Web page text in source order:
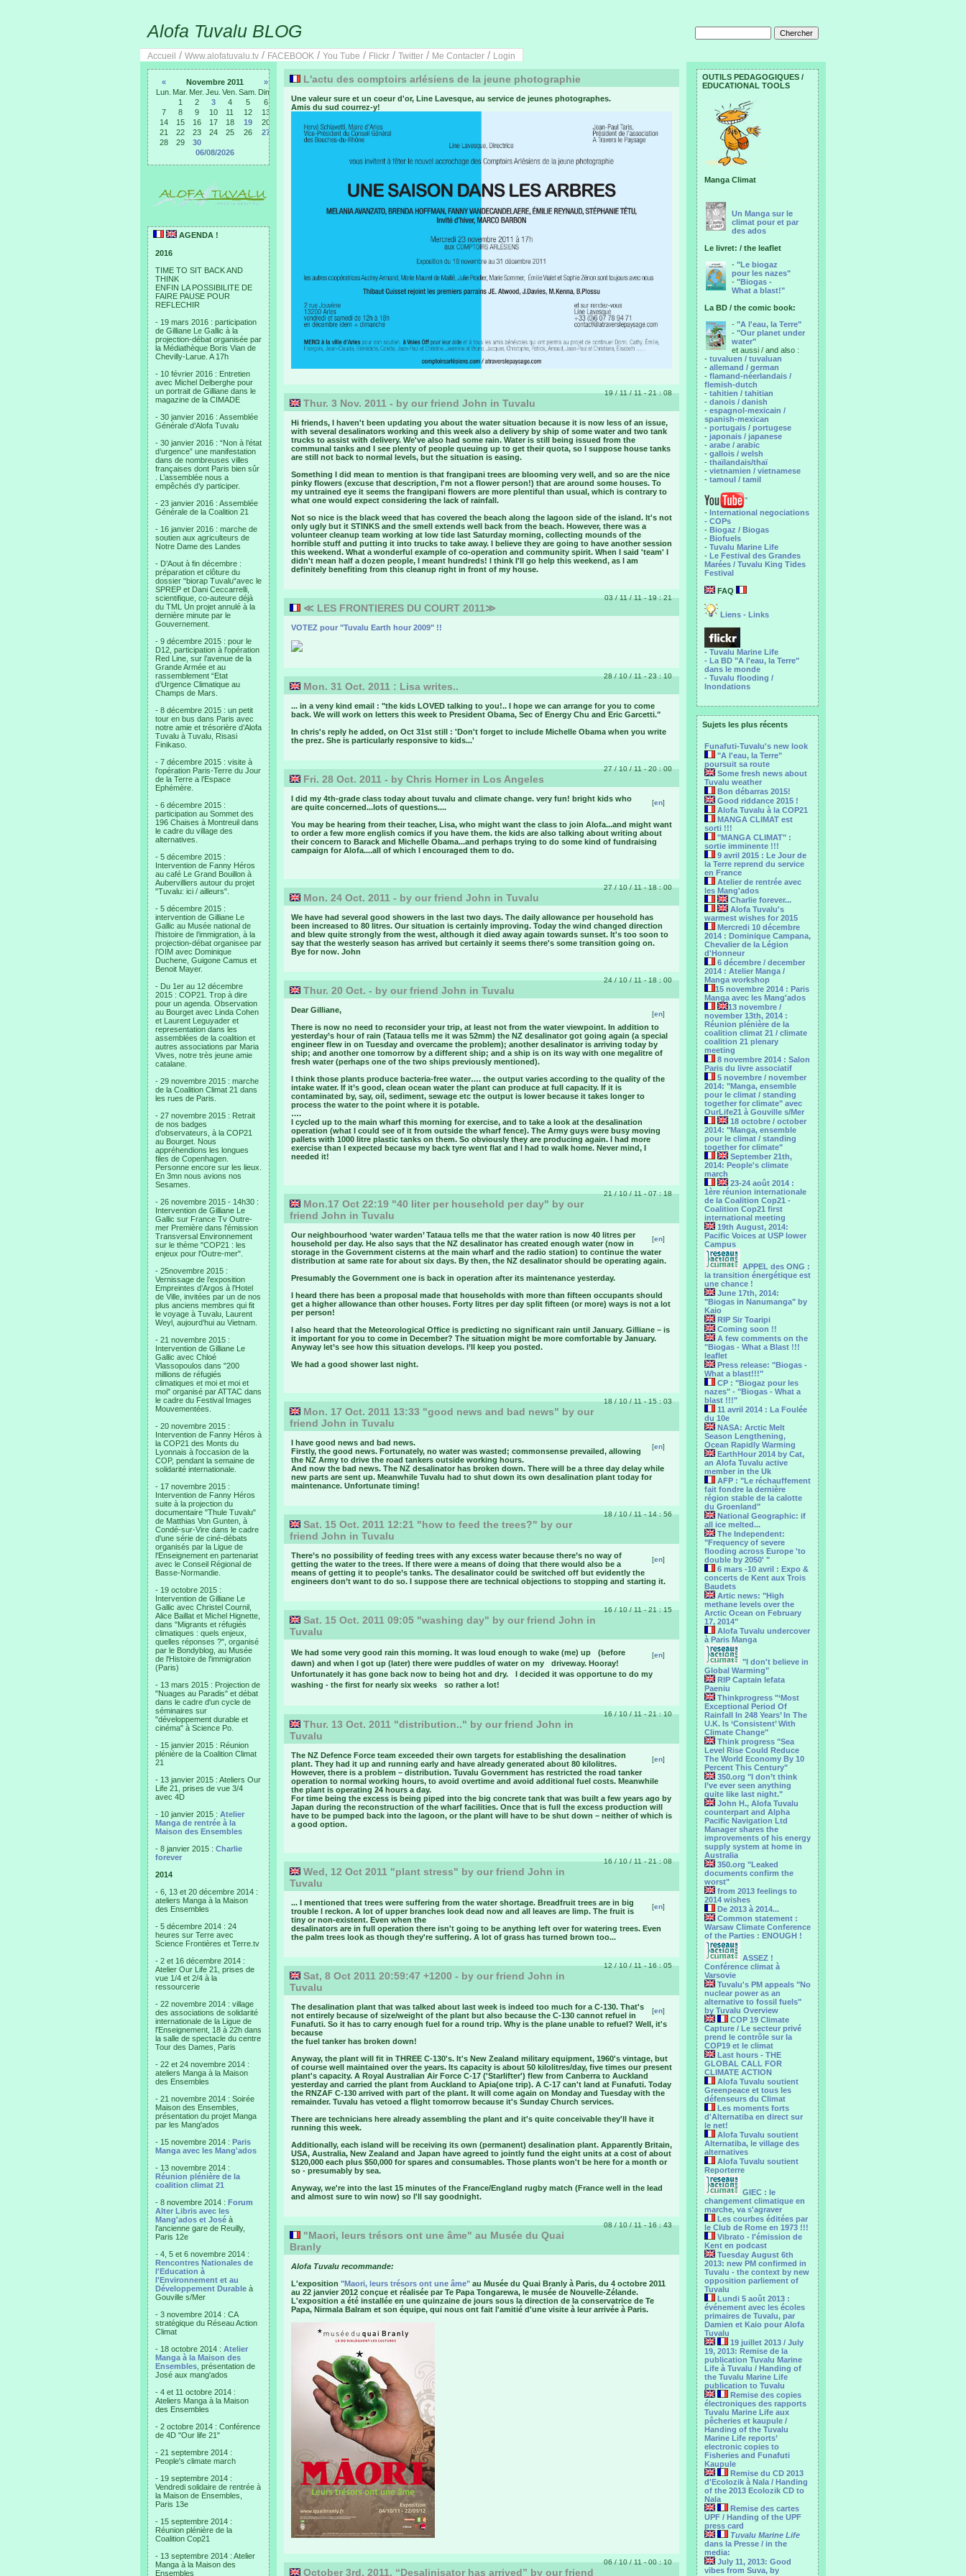
Alofa Tuvalu BLOG
Accueil / Www.alofatuvalu.tv / FACEBOOK / You Tube / Flickr / Twitter / Me Contacter / Login
« Novembre 2011
»
Lun. Mar. Mer. Jeu. Ven. Sam. Dim.
1
2 3 4 5
6
7
8 9 10 11 12
13
14
15 16 17 18 19
20
21
22 23 24 25 26
27
28
29
30
06/08/2026
AGENDA !
2016
TIME TO SIT BACK AND
THINK
ENFIN LA POSSIBILITE DE
FAIRE PAUSE POUR
REFLECHIR
- 19 mars 2016 : participation
de Gilliane Le Gallic à la
projection-débat organisée par
la Médiathèque Boris Vian de
Chevilly-Larue. A 17h
- 10 février 2016 : Entretien
avec Michel Delberghe pour
un portrait de Gilliane dans le
magazine de la CIMADE
- 30 janvier 2016 : Assemblée
Générale d’Alofa Tuvalu
- 30 janvier 2016 : “Non à l’état
d’urgence” une manifestation
dans de nombreuses villes
françaises dont Paris bien sûr
. L’assemblée nous a
empêchés d’y participer.
- 23 janvier 2016 : Assemblée
Générale de la Coalition 21
- 16 janvier 2016 : marche de
soutien aux agriculteurs de
Notre Dame des Landes
- D’Aout à fin décembre :
préparation et clôture du
dossier “biorap Tuvalu“avec le
SPREP et Dani Ceccarrelli,
scientifique, co-auteure déjà
du TML Un projet annulé à la
dernière minute par le
Gouvernement.
- 9 décembre 2015 : pour le
D12, participation à l’opération
Red Line, sur l’avenue de la
Grande Armée et au
rassemblement “Etat
d’Urgence Climatique au
Champs de Mars.
- 8 décembre 2015 : un petit
tour en bus dans Paris avec
notre amie et trésorière d’Alofa
Tuvalu à Tuvalu, Risasi
Finikaso.
- 7 décembre 2015 : visite à
l’opération Paris-Terre du Jour
de la Terre a l’Espace
Ephémère.
- 6 décembre 2015 :
participation au Sommet des
196 Chaises à Montreuil dans
le cadre du village des
alternatives.
- 5 décembre 2015 :
Intervention de Fanny Héros
au café Le Grand Bouillon à
Aubervilliers autour du projet
"Tuvalu: ici / ailleurs".
- 5 décembre 2015 :
intervention de Gilliane Le
Gallic au Musée national de
l’histoire de l’immigration, à la
projection-débat organisee par
l’OIM avec Dominique
Duchene, Guigone Camus et
Benoit Mayer.
- Du 1er au 12 décembre
2015 : COP21. Trop à dire
pour un agenda. Observation
au Bourget avec Linda Cohen
et Laurent Leguyader et
representation dans les
assemblées de la coalition et
autres associations par Maria
Vives, notre très jeune amie
catalane.
- 29 novembre 2015 : marche
de la Coalition Climat 21 dans
les rues de Paris.
- 27 novembre 2015 : Retrait
de nos badges
d’observateurs, à la COP21
au Bourget. Nous
appréhendions les longues
files de Copenhagen.
Personne encore sur les lieux.
En 3mn nous avions nos
Sesames.
- 26 novembre 2015 - 14h30 :
Intervention de Gilliane Le
Gallic sur France Tv Outre-
mer Première dans l'émission
Transversal Environnement
sur le thème "COP21 : les
enjeux pour l'Outre-mer".
- 25novembre 2015 :
Vernissage de l’exposition
Empreintes d’Argos à l’Hotel
de Ville, invitées par un de nos
plus anciens membres qui fit
le voyage à Tuvalu, Laurent
Weyl, aujourd’hui au Vietnam.
- 21 novembre 2015 :
Intervention de Gilliane Le
Gallic avec Chloé
Vlassopoulos dans "200
millions de réfugiés
climatiques et moi et moi et
moi" organisé par ATTAC dans
le cadre du Festival Images
Mouvementées.
- 20 novembre 2015 :
Intervention de Fanny Héros à
la COP21 des Monts du
Lyonnais à l'occasion de la
COP, pendant la semaine de
solidarité internationale.
- 17 novembre 2015 :
Intervention de Fanny Héros
suite à la projection du
documentaire "Thule Tuvalu"
de Matthias Von Gunten, à
Condé-sur-Vire dans le cadre
d'une série de ciné-débats
organisés par la Ligue de
l'Enseignement en partenariat
avec le Conseil Régional de
Basse-Normandie.
- 19 octobre 2015 :
Intervention de Gilliane Le
Gallic avec Christel Cournil,
Alice Baillat et Michel Hignette,
dans "Migrants et réfugiés
climatiques : quels enjeux,
quelles réponses ?", organisé
par le Bondyblog, au Musée
de l'Histoire de l'immigration
(Paris)
- 13 mars 2015 : Projection de
"Nuages au Paradis" et débat
dans le cadre d'un cycle de
séminaires sur
"développement durable et
cinéma" à Science Po.
- 15 janvier 2015 : Réunion
plénière de la Coalition Climat
21
- 13 janvier 2015 : Ateliers Our
Life 21, prises de vue 3/4
avec 4D
- 10 janvier 2015 : Atelier
Manga de rentrée à la
Maison des Ensembles
- 8 janvier 2015 : Charlie
forever
2014
- 6, 13 et 20 décembre 2014 :
ateliers Manga à la Maison
des Ensembles
- 5 décembre 2014 : 24
heures sur Terre avec
Science Frontières et Terre.tv
- 2 et 16 décembre 2014 :
Atelier Our Life 21, prises de
vue 1/4 et 2/4 à la
ressourcerie
- 22 novembre 2014 : village
des associations de solidarité
internationale de la Ligue de
l'Enseignement, 18 à 22h dans
la salle de spectacle du centre
Tour des Dames, Paris
- 22 et 24 novembre 2014 :
ateliers Manga à la Maison
des Ensembles
- 21 novembre 2014 : Soirée
Maison des Ensembles,
présentation du projet Manga
par les Mang'ados
- 15 novembre 2014 : Paris
Manga avec les Mang'ados
- 13 novembre 2014 :
Réunion plénière de la
coalition climat 21
- 8 novembre 2014 : Forum
Alter Libris avec les
Mang'ados et José à
l'ancienne gare de Reuilly,
Paris 12e
- 4, 5 et 6 novembre 2014 :
Rencontres Nationales de
l'Education à
l'Environnement et au
Développement Durable à
Gouville s/Mer
- 3 novembre 2014 : CA
stratégique du Réseau Action
Climat
- 18 octobre 2014 : Atelier
Manga à la Maison des
Ensembles , présentation de
José aux mang'ados
- 4 et 11 octobre 2014 :
Ateliers Manga à la Maison
des Ensembles
- 2 octobre 2014 : Conférence
de 4D "Our life 21"
- 21 septembre 2014 :
People's climate march
- 19 septembre 2014 :
Vendredi solidaire de rentrée à
la Maison de Ensembles,
Paris 13e
- 15 septembre 2014 :
Réunion plénière de la
Coalition Cop21
- 13 septembre 2014 : Atelier
Manga à la Maison des
Ensembles
OUTILS PEDAGOGIQUES /
EDUCATIONAL TOOLS
Manga Climat
Un Manga sur le
climat pour et par
des ados
Le livret: / the leaflet
- "Le biogaz
pour les nazes"
- "Biogas -
What a blast!"
La BD / the comic book:
- "A l'eau, la Terre"
- "Our planet under
water"
et aussi / and also :
- tuvaluen / tuvaluan
- allemand / german
- flamand-néerlandais /
flemish-dutch
- tahitien / tahitian
- danois / danish
- espagnol-mexicain /
spanish-mexican
- portugais / portugese
- japonais / japanese
- arabe / arabic
- gallois / welsh
- thaïlandais/thaï
- vietnamien / vietnamese
- tamoul / tamil
- International negociations
- COPs
- Biogaz / Biogas
- Biofuels
- Tuvalu Marine Life
- Le Festival des Grandes
Marées / Tuvalu King Tides
Festival
FAQ
Liens - Links
- Tuvalu Marine Life
- La BD "A l'eau, la Terre"
dans le monde
- Tuvalu flooding /
Inondations
Sujets les plus récents
Funafuti-Tuvalu's new look
"A l'eau, la Terre"
poursuit sa route
Some fresh news about
Tuvalu weather
Bon débarras 2015!
Good riddance 2015 !
Alofa Tuvalu à la COP21
MANGA CLIMAT est
sorti !!!
"MANGA CLIMAT" :
sortie imminente !!!
9 avril 2015 : Le Jour de
la Terre reprend du service
en France
Atelier de rentrée avec
les Mang'ados
Charlie forever...
Alofa Tuvalu's
warmest wishes for 2015
Mercredi 10 décembre
2014 : Dominique Campana,
Chevalier de la Légion
d'Honneur
6 décembre / december
2014 : Atelier Manga /
Manga workshop
15 novembre 2014 : Paris
Manga avec les Mang'ados
13 novembre /
november 13th, 2014 :
Réunion plénière de la
coalition climat 21 / climate
coalition 21 plenary
meeting
8 novembre 2014 : Salon
Paris du livre associatif
5 novembre / november
2014: "Manga, ensemble
pour le climat / standing
together for climate" avec
OurLife21 à Gouville s/Mer
18 octobre / october
2014: "Manga, ensemble
pour le ‎climat / standing
together for climate"
September 21th,
2014: People's climate
march
23-24 août 2014 :
1ère réunion internationale
de la Coalition Cop21 -
Coalition Cop21 first
international meeting
19th August, 2014:
Pacific Voices at USP lower
Campus
APPEL des ONG :
la transition énergétique est
une chance !
June 17th, 2014:
"Biogas in Nanumanga" by
Kaio
RIP Sir Toaripi
Coming soon !!
A few comments on the
"Biogas - What a Blast !!!
leaflet
Press release: "Biogas -
What a blast!!!"
CP : "Biogaz pour les
nazes" - "Biogas - What a
blast !!!"
11 avril 2014 : La Foulée
du 10e
NASA: Arctic Melt
Season Lengthening,
Ocean Rapidly Warming
EarthHour 2014 by Cat,
an Alofa Tuvalu active
member in the Uk
AFP : "Le réchauffement
fait fondre la dernière
région stable de la calotte
du Groenland"
National Geographic: if
all ice melted...
The Independent:
"Frequency of severe
flooding across Europe 'to
double by 2050' "
6 mars -10 avril : Expo &
concerts de Kent aux Trois
Baudets
Artic news: "High
methane levels over the
Arctic Ocean on February
17, 2014"
Alofa Tuvalu undercover
à Paris Manga
"I don't believe in
Global Warming"
RIP Captain Iefata
Paeniu
Thinkprogress "‘Most
Exceptional Period Of
Rainfall In 248 Years’ In The
U.K. Is ‘Consistent’ With
Climate Change"
Think progress "Sea
Level Rise Could Reduce
The World Economy By 10
Percent This Century"
350.org "I don’t think
I’ve ever seen anything
quite like last night."
John H., Alofa Tuvalu
counterpart and Alpha
Pacific Navigation Ltd
Manager shares the
improvements of his energy
supply system at home in
Australia
350.org "Leaked
documents confirm the
worst"
from 2013 feelings to
2014 wishes
De 2013 à 2014...
Common statement :
Warsaw Climate Conference
of the Parties : ENOUGH !
ASSEZ !
Conférence climat à
Varsovie
Tuvalu's PM appeals "No
nuclear power as an
alternative to fossil fuels"
by Tuvalu Overview
COP 19 Climate
Capture / Le secteur privé
prend le contrôle sur la
COP19 et le climat
Last hours - THE
GLOBAL CALL FOR
CLIMATE ACTION
Alofa Tuvalu soutient
Greenpeace et tous les
défenseurs du Climat
Les moments forts
d'Alternatiba en direct sur
le net!
Alofa Tuvalu soutient
Alternatiba, le village des
alternatives
Alofa Tuvalu soutient
Reporterre
GIEC : le
changement climatique en
marche, va s'agraver
Les courbes éditées par
le Club de Rome en 1973 !!!
Vibrato - l'émission de
Kent en podcast
Tuesday August 6th
2013: new PM confirmed in
Tuvalu - the context by new
opposition parliement of
Tuvalu
Lundi 5 août 2013 :
événement avec les écoles
primaires de Tuvalu, par
Damien et Kaio pour Alofa
Tuvalu
19 juillet 2013 / July
19, 2013: Remise de la
publication Tuvalu Marine
Life à Tuvalu / Handing of
the Tuvalu Marine Life
publication to Tuvalu
Remise des copies
électroniques des rapports
Tuvalu Marine Life aux
pêcheries et kaupule /
Handing of the Tuvalu
Marine Life reports’
electronic copies to
Fisheries and Funafuti
Kaupule
Remise du CD 2013
d'Ecolozik à Nala / Handing
of the 2013 Ecolozik CD to
Nala
Remise des cartes
UPF / Handing of the UPF
press card
Tuvalu Marine Life
dans la Presse / in the
media:
July 11, 2013: Good
vibes from Suva, by
L'actu des comptoirs arlésiens de la jeune photographie
Une valeur sure et un coeur d'or, Line Lavesque, au service de jeunes photographes.
Amis du sud courrez-y!
19 / 11 / 11 - 21 : 08
Thur. 3 Nov. 2011 - by our friend John in Tuvalu
Hi friends, I haven't been updating you about the water situation because it is now less of an issue,
with several desalinators working and this week also a delivery by ship of some water and two tank
trucks to assist with delivery. We've also had some rain. Water is still being issued from the
communal tanks and I see plenty of people queuing up to get their quota, so I suppose house tanks
are still not back to normal levels, but the situation is easing.
Something I did mean to mention is that frangipani trees are blooming very well, and so are the nice
pinky flowers (excuse that description, I'm not a flower person!) that are around some houses. To
my untrained eye it seems the frangipani flowers are more plentiful than usual, which is contrary to
what one would expect considering the lack of rainfall.
Not so nice is the black weed that has covered the beach along the lagoon side of the island. It's not
only ugly but it STINKS and the smell extends well back from the beach. However, there was a
volunteer cleanup team working at low tide last Saturday morning, collecting mounds of the
horrible stuff and putting it into trucks to take away. I believe they are going to have another session
this weekend. What a wonderful example of co-operation and community spirit. When I said 'team' I
didn't mean half a dozen people, I meant hundreds! I think I'll go help this weekend, as I am
definitely benefiting from this cleanup right in front of my house.
03 / 11 / 11 - 19 : 21
≪ LES FRONTIERES DU COURT 2011≫
VOTEZ pour "Tuvalu Earth hour 2009" !!
28 / 10 / 11 - 23 : 10
Mon. 31 Oct. 2011 : Lisa writes..
... in a veny kind email : "the kids LOVED talking to you!.. I hope we can arrange for you to come
back. We will work on letters this week to President Obama, Sec of Energy Chu and Eric Garcetti."
In chris's reply he added, on Oct 31st still : 'Don't forget to include Michelle Obama when you write
the prez. She is particularly responsive to kids...'
27 / 10 / 11 - 20 : 00
Fri. 28 Oct. 2011 - by Chris Horner in Los Angeles
[en]
I did my 4th-grade class today about tuvalu and climate change. very fun! bright kids who
are quite concerned...lots of questions....
You may be hearing from their teacher, Lisa, who might want the class to join Alofa...and might want
to order a few more english comics if you have them. the kids are also talking about writing about
their concern to Barack and Michelle Obama...and perhaps trying to do some kind of fundraising
campaign for Alofa....all of which I encouraged them to do.
27 / 10 / 11 - 18 : 00
Mon. 24 Oct. 2011 - by our friend John in Tuvalu
We have had several good showers in the last two days. The daily allowance per household has
been increased to 80 litres. Our situation is certainly improving. Today the wind changed direction
and blew quite strongly from the west, although it died away again towards sunset. It's too soon to
say that the westerly season has arrived but certainly it seems there's some transition going on.
Bye for now. John
24 / 10 / 11 - 18 : 00
Thur. 20 Oct. - by our friend John in Tuvalu
[en]
Dear Gilliane,
There is now no need to reconsider your trip, at least not from the water viewpoint. In addition to
yesterday’s hour of rain (Tataua tells me it was 52mm) the NZ desalinator got going again (a special
engineer flew in on Tuesday and overcame the problem); another desalinator is arriving today by
ship; and another one tomorrow by a different ship; and a ship is on its way with one megalitre of
fresh water (perhaps one of the two ships previously mentioned).
I think those plants produce bacteria-free water…. the output varies according to the quality of the
intake water. If it’s good, clean ocean water the plant can produce at full capacity. If it is
contaminated by, say, oil, sediment, sewage etc the output is lower because it takes longer to
process the water to the point where it is potable.
….
I cycled up to the main wharf this morning for exercise, and to take a look at the desalination
operation (what I could see of it from outside the wharf fence). The Army guys were busy moving
pallets with 1000 litre plastic tanks on them. So obviously they are producing again. I had more
exercise than I expected because my back tyre went flat and I had to walk home. Never mind, I
needed it!
21 / 10 / 11 - 07 : 18
Mon.17 Oct 22:19 "40 liter per household per day" by our
friend John in Tuvalu
[en]
Our neighbourhood ‘water warden’ Tataua tells me that the water ration is now 40 litres per
household per day. He also says that the NZ desalinator has created enough water (now in
storage in the Government cisterns at the main wharf and the radio station) to continue the water
distribution at same rate for about six days. By then, the NZ desalinator should be operating again.
Presumably the Government one is back in operation after its maintenance yesterday.
I heard there has been a proposal made that households with more than fifteen occupants should
get a higher allowance than other houses. Forty litres per day split fifteen (or more) ways is not a lot
per person!
I also heard that the Meteorological Office is predicting no significant rain until January. Gilliane – is
it important for you to come in December? The situation might be more comfortable by January.
Anyway let’s see how this situation develops. I’ll keep you posted.
We had a good shower last night.
18 / 10 / 11 - 15 : 03
Mon. 17 Oct. 2011 13:33 "good news and bad news" by our
friend John in Tuvalu
[en]
I have good news and bad news.
Firstly, the good news. Fortunately, no water was wasted; commonsense prevailed, allowing
the NZ Army to drive the road tankers outside working hours.
And now the bad news. The NZ desalinator has broken down. There will be a three day delay while
new parts are sent up. Meanwhile Tuvalu had to shut down its own desalination plant today for
maintenance. Unfortunate timing!
18 / 10 / 11 - 14 : 56
Sat. 15 Oct. 2011 12:21 "how to feed the trees?" by our
friend John in Tuvalu
[en]
There’s no possibility of feeding trees with any excess water because there’s no way of
getting the water to the trees. If there were a means of doing that there would also be a
means of getting it to people’s tanks. The desalinator could be switched off but evidently the
engineers don’t want to do so. I suppose there are technical objections to stopping and starting it.
16 / 10 / 11 - 21 : 15
Sat. 15 Oct. 2011 09:05 "washing day" by our friend John in
Tuvalu
[en]
We had some very good rain this morning. It was loud enough to wake (me) up (before
dawn) and when I got up (later) there were puddles of water on my driveway. Hooray!
Unfortunately it has gone back now to being hot and dry. I decided it was opportune to do my
washing - the first for nearly six weeks so rather a lot!
16 / 10 / 11 - 21 : 10
Thur. 13 Oct. 2011 "distribution.." by our friend John in
Tuvalu
[en]
The NZ Defence Force team exceeded their own targets for establishing the desalination
plant. They had it up and running early and have already generated about 80 kilolitres.
However, there is a problem – distribution. Tuvalu Government has restricted the road tanker
operation to normal working hours, to avoid overtime and avoid additional fuel costs. Meanwhile
the plant is operating 24 hours a day.
For time being the excess is being piped into the big concrete tank that was built a few years ago by
Japan during the reconstruction of the wharf facilities. Once that is full the excess production will
have to be pumped back into the lagoon, or the plant will have to be shut down – neither of which is
a good option.
16 / 10 / 11 - 21 : 08
Wed, 12 Oct 2011 "plant stress" by our friend John in
Tuvalu
[en]
... I mentioned that trees were suffering from the water shortage. Breadfruit trees are in big
trouble I reckon. A lot of upper branches look dead now and all leaves are limp. The fruit is
tiny or non-existent. Even when the
desalinators are in full operation there isn't going to be anything left over for watering trees. Even
the palm trees look as though they're suffering. A lot of grass has turned brown too...
12 / 10 / 11 - 16 : 05
Sat, 8 Oct 2011 20:59:47 +1200 - by our friend John in
Tuvalu
[en]
The desalination plant that was talked about last week is indeed too much for a C-130. That's
not entirely because of size/weight of the plant but also because the C-130 cannot refuel in
Funafuti. So it has to carry enough fuel for a round trip. Why is the plane unable to refuel? Well, it's
because
the fuel tanker has broken down!
Anyway, the plant will fit in THREE C-130's. It's New Zealand military equipment, 1960's vintage, but
of course well maintained over the years. Its capacity is about 50 kilolitres/day, five times our present
plant's capacity. A Royal Australian Air Force C-17 ('Starlifter') flew from Canberra to Auckland
yesterday and carried the plant from Auckland to Apia(one trip). A C-17 can't land at Funafuti. Today
the RNZAF C-130 arrived with part of the plant. It will come again on Monday and Tuesday with the
remainder. Tuvalu has vetoed a flight tomorrow because it's Sunday Church services.
There are technicians here already assembling the plant and it's quite conceivable they'll have it
running this week.
Additionally, each island will be receiving its own (permanent) desalination plant. Apparently Britain,
USA, Australia, New Zealand and Japan have agreed to jointly fund the eight units at a cost of about
$120,000 each plus $50,000 for spares and consumables. Those plants won't be here for a month or
so - presumably by sea.
Anyway, we're into the last 15 minutes of the France/England rugby match (France well in the lead
and almost sure to win now) so I'll say goodnight.
08 / 10 / 11 - 16 : 43
"Maori, leurs trésors ont une âme" au Musée du Quai
Branly
Alofa Tuvalu recommande:
L'exposition "Maori, leurs trésors ont une âme" au Musée du Quai Branly à Paris, du 4 octobre 2011
au 22 janvier 2012 conçue et réalisée par Te Papa Tongarewa, le musée de Nouvelle-Zélande.
L'exposition a été installée en une quinzaine de jours sous la direction de la conservatrice de Te
Papa, Nirmala Balram et son équipe, qui nous ont fait l'amitié d'une visite à leur arrivée à Paris.
06 / 10 / 11 - 00 : 10
October 3rd, 2011. “Desalinisator has arrived” by our friend